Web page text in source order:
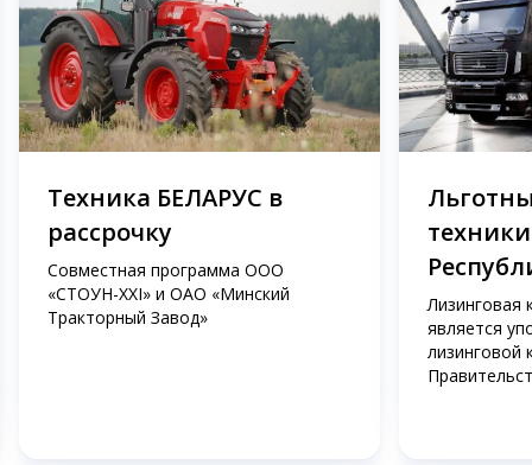
Техника БЕЛАРУС в
рассрочку
Совместная программа ООО
«СТОУН-XXI» и ОАО «Минский
Тракторный Завод»
Лизинговая
является
лизинговой